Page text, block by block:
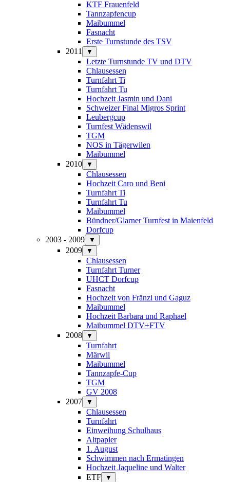
KTF Frauenfeld
Tannzapfencup
Maibummel
Fasnacht
Erste Turnstunde des TSV
2011
▼
Letzte Turnstunde TV und DTV
Chlausessen
Turnfahrt Ti
Turnfahrt Tu
Hochzeit Jasmin und Dani
Schweizer Final Migros Sprint
Leubergcup
Turnfest Wädenswil
TGM
NOS in Tägerwilen
Maibummel
2010
▼
Chlausessen
Hochzeit Caro und Beni
Turnfahrt Ti
Turnfahrt Tu
Maibummel
Bündner/Glarner Turnfest in Maienfeld
Dorfcup
2003 - 2009
▼
2009 ▼
Chlausessen
Turnfahrt Turner
UHCT Dorfcup
Fasnacht
Hochzeit von Fränzi und Gaguz
Maibummel
Hochzeit Barbara und Raphael
Maibummel DTV+FTV
2008
▼
Turnfahrt
Märwil
Maibummel
Tannzapfe-Cup
TGM
GV 2008
2007
▼
Chlausessen
Turnfahrt
Einweihung Schulhaus
Altpapier
1. August
Schwimmen nach Ermatingen
Hochzeit Jaqueline und Walter
ETF
▼